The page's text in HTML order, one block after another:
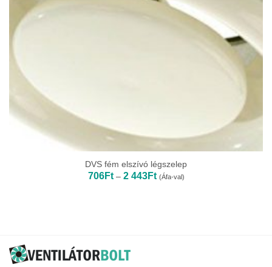
DVS fém elszívó légszelep
706Ft – 2 443FtÁrtartomány:
706Ft
(Áfa-val)